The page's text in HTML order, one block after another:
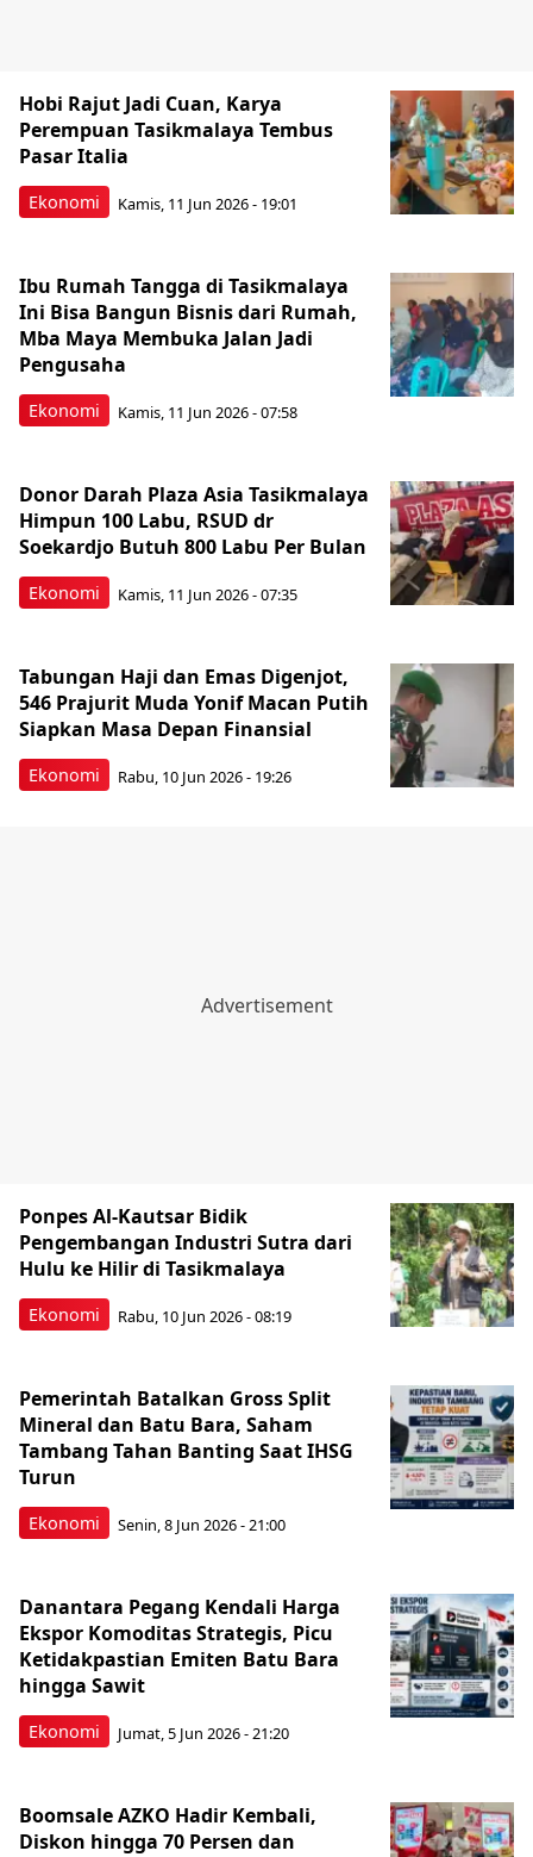
Ekonomi
Hobi Rajut Jadi Cuan, Karya
Perempuan Tasikmalaya Tembus
Pasar Italia
Kamis, 11 Jun 2026 - 19:01
Ekonomi
Ibu Rumah Tangga di Tasikmalaya
Ini Bisa Bangun Bisnis dari Rumah,
Mba Maya Membuka Jalan Jadi
Pengusaha
Kamis, 11 Jun 2026 - 07:58
Ekonomi
Donor Darah Plaza Asia Tasikmalaya
Himpun 100 Labu, RSUD dr
Soekardjo Butuh 800 Labu Per Bulan
Kamis, 11 Jun 2026 - 07:35
Ekonomi
Tabungan Haji dan Emas Digenjot,
546 Prajurit Muda Yonif Macan Putih
Siapkan Masa Depan Finansial
Rabu, 10 Jun 2026 - 19:26
Ekonomi
Ponpes Al-Kautsar Bidik
Pengembangan Industri Sutra dari
Hulu ke Hilir di Tasikmalaya
Rabu, 10 Jun 2026 - 08:19
Ekonomi
Pemerintah Batalkan Gross Split
Mineral dan Batu Bara, Saham
Tambang Tahan Banting Saat IHSG
Turun
Senin, 8 Jun 2026 - 21:00
Ekonomi
Danantara Pegang Kendali Harga
Ekspor Komoditas Strategis, Picu
Ketidakpastian Emiten Batu Bara
hingga Sawit
Jumat, 5 Jun 2026 - 21:20
Boomsale AZKO Hadir Kembali,
Diskon hingga 70 Persen dan